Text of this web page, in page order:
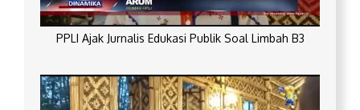
PPLI Ajak Jurnalis Edukasi Publik Soal Limbah B3